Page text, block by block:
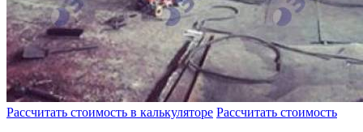
Рассчитать стоимость в калькуляторе Рассчитать стоимость